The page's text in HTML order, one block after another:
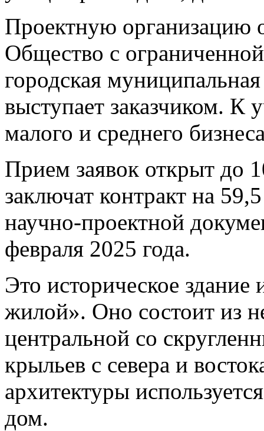
Проектную организацию
Общество с
городская
выступает заказчиком. К
малого и среднего
Прием заявок открыт до
заключат контракт на
научно-проектной
февраля 2025 года.
Это историческое
жилой». Оно состоит из
центральной со
крыльев с севера и
архитектуры
дом.